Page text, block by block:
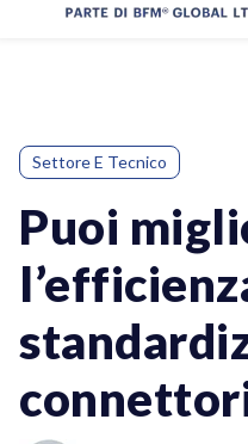
Settore E Tecnico
Puoi